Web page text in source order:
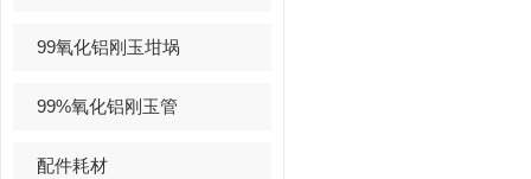
99氧化铝刚玉坩埚
99%氧化铝刚玉管
配件耗材